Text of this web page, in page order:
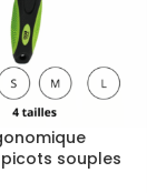
souples